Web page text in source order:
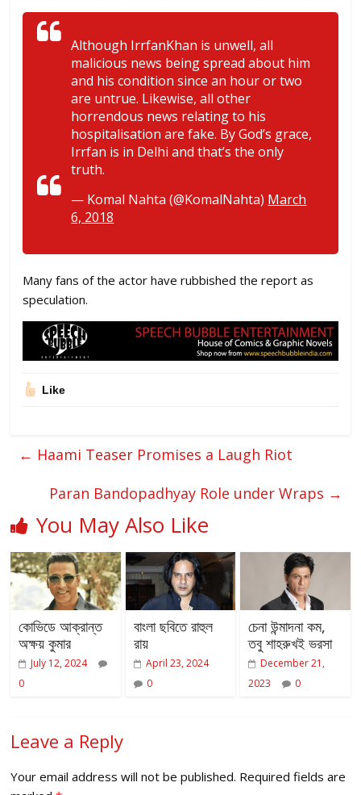
Although IrrfanKhan is unwell, all
malicious news being spread about him
and his condition since an hour or two
are untrue. Likewise, all other
horrendous news relating to his
hospitalisation are fake. By God’s grace,
Irrfan is in Delhi and that’s the only
truth.
— Komal Nahta (@KomalNahta) March
6, 2018
Many fans of the actor have rubbished the report as
speculation.
Like
← Haami Teaser Promises a Laugh Riot
Paran Bandopadhyay Role under Wraps →
You May Also Like
কোভিডে আক্রান্ত
অক্ষয় কুমার
July 12, 2024
0
বাংলা ছবিতে রাহুল
রায়
April 23, 2024
0
চেনা উন্মাদনা কম,
তবু শাহরুখই ভরসা
December 21,
2023
0
Leave a Reply
Your email address will not be published. Required fields are